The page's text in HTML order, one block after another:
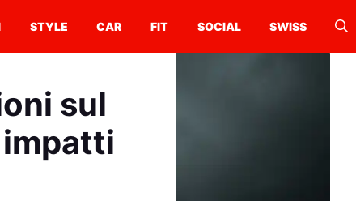
STYLE CAR FIT SOCIAL SWISS
sul